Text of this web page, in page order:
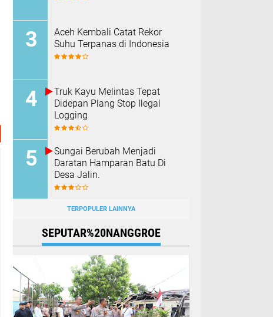
Aceh Kembali Catat Rekor
Suhu Terpanas di Indonesia
Truk Kayu Melintas Tepat
Didepan Plang Stop Ilegal
Logging
Sungai Berubah Menjadi
Daratan Hamparan Batu Di
Desa Jalin.
TERPOPULER LAINNYA
SEPUTAR%20NANGGROE